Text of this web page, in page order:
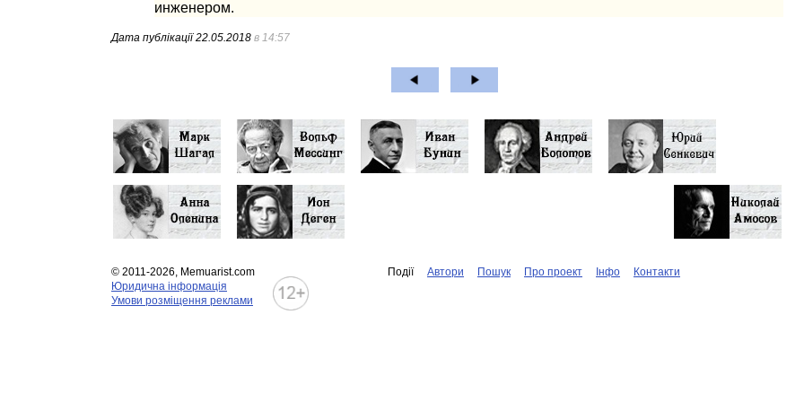
инженером.
Дата публікації22.05.2018 в 14:57
© 2011-2026, Memuarist.com
Юридична інформація
Умови розміщення реклами
Подiї Автори Пошук Про проект Iнфо Контакти